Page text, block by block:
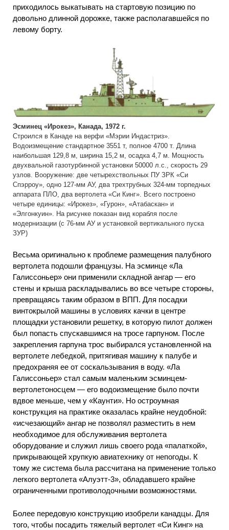
приходилось выкатывать на стартовую позицию по
довольно длинной дорожке, также располагавшейся по
левому борту.
Эсминец «Ирокез», Канада, 1972 г.
Строился в Канаде на верфи «Мэрии Индастриз».
Водоизмещение стандартное 3551 т, полное 4700 т. Длина
наибольшая 129,8 м, ширина 15,2 м, осадка 4,7 м. Мощность
двухвальной газотурбинной установки 50000 л.с., скорость 29
узлов. Вооружение: две четырехствольных ПУ ЗРК «Си
Спэрроу», одно 127-мм АУ, два трехтрубных 324-мм торпедных
аппарата ПЛО, два вертолета «Си Кинг». Всего построено
четыре единицы: «Ирокез», «Гурон», «Атабаскан» и
«Элгонкуин». На рисунке показан вид корабля после
модернизации (с 76-мм АУ и установкой вертикального пуска
ЗУР)
Весьма оригинально к проблеме размещения палубного
вертолета подошли французы. На эсминце «Ла
Галиссоньер» они применили складной ангар — его
стены и крыша раскладывались во все четыре стороны,
превращаясь таким образом в ВПП. Для посадки
винтокрылой машины в условиях качки в центре
площадки установили решетку, в которую пилот должен
был попасть спускавшимся на тросе гарпуном. После
закрепления гарпуна трос выбирался установленной на
вертолете лебедкой, притягивая машину к палубе и
предохраняя ее от соскальзывания в воду. «Ла
Галиссоньер» стал самым маленьким эсминцем-
вертолетоносцем — его водоизмещение было почти
вдвое меньше, чем у «Каунти». Но остроумная
конструкция на практике оказалась крайне неудобной:
«исчезающий» ангар не позволял разместить в нем
необходимое для обслуживания вертолета
оборудование и служил лишь своего рода «палаткой»,
прикрывающей хрупкую авиатехнику от непогоды. К
тому же система была рассчитана на применение только
легкого вертолета «Алуэтт-3», обладавшего крайне
ограниченными противолодочными возможностями.
Более передовую конструкцию изобрели канадцы. Для
того, чтобы посадить тяжелый вертолет «Си Кинг» на